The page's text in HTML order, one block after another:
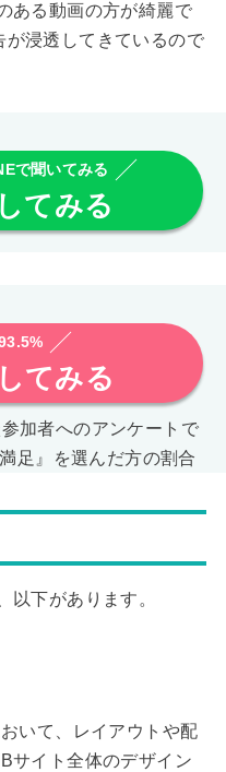
ある動画の方が綺麗で
浸透してきているので
で聞いてみる
てみる
てみる
加者へのアンケートで
足』を選んだ方の割合
以下があります。
いて、レイアウトや配
サイト全体のデザイン